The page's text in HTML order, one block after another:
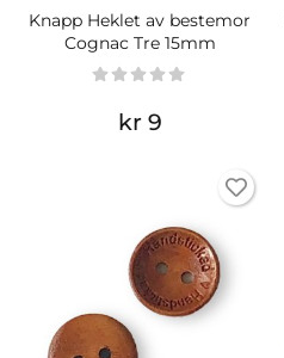
Knapp Heklet av bestemor
Cognac Tre 15mm
kr 9